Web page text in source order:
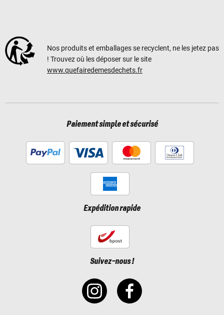
Nos produits et emballages se recyclent, ne les jetez pas
! Trouvez où les déposer sur le site
www.quefairedemesdechets.fr
Paiement simple et sécurisé
Expédition rapide
Suivez-nous !